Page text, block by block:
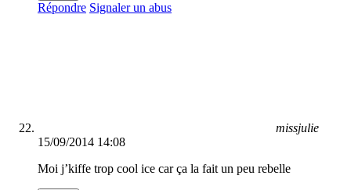
Répondre Signaler un abus
missjulie
15/09/2014 14:08
Moi j’kiffe trop cool ice car ça la fait un peu rebelle